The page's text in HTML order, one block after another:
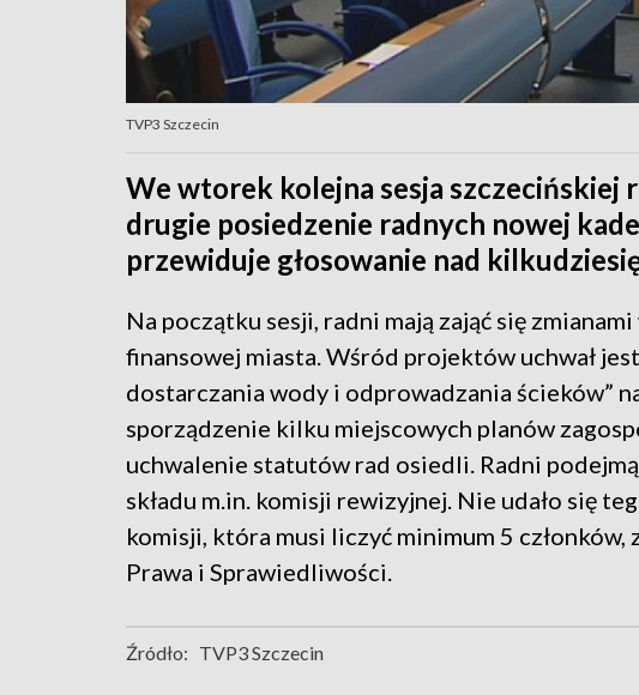
TVP3 Szczecin
We wtorek kolejna sesja szczecińskiej
drugie posiedzenie radnych nowej
przewiduje głosowanie nad
Na początku sesji, radni mają zająć się
finansowej miasta. Wśród projektów uchwał
dostarczania wody i odprowadzania ścieków”
sporządzenie kilku miejscowych planów
uchwalenie statutów rad osiedli. Radni
składu m.in. komisji rewizyjnej. Nie udało się
komisji, która musi liczyć minimum 5 członków,
Prawa i Sprawiedliwości.
Źródło: TVP3 Szczecin